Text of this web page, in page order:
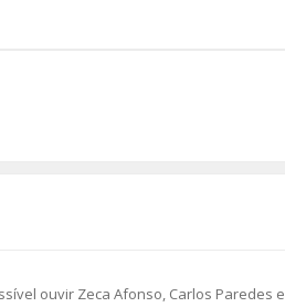
ouvir Zeca Afonso, Carlos Paredes e